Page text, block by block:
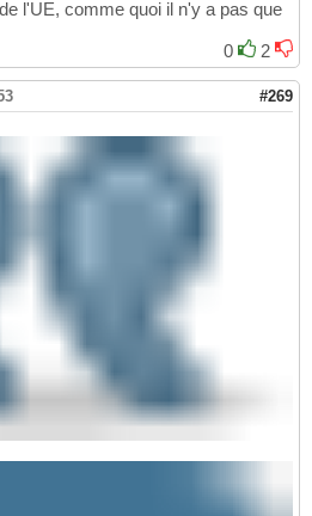
l'UE, comme quoi il n'y a pas que
0
2
#269